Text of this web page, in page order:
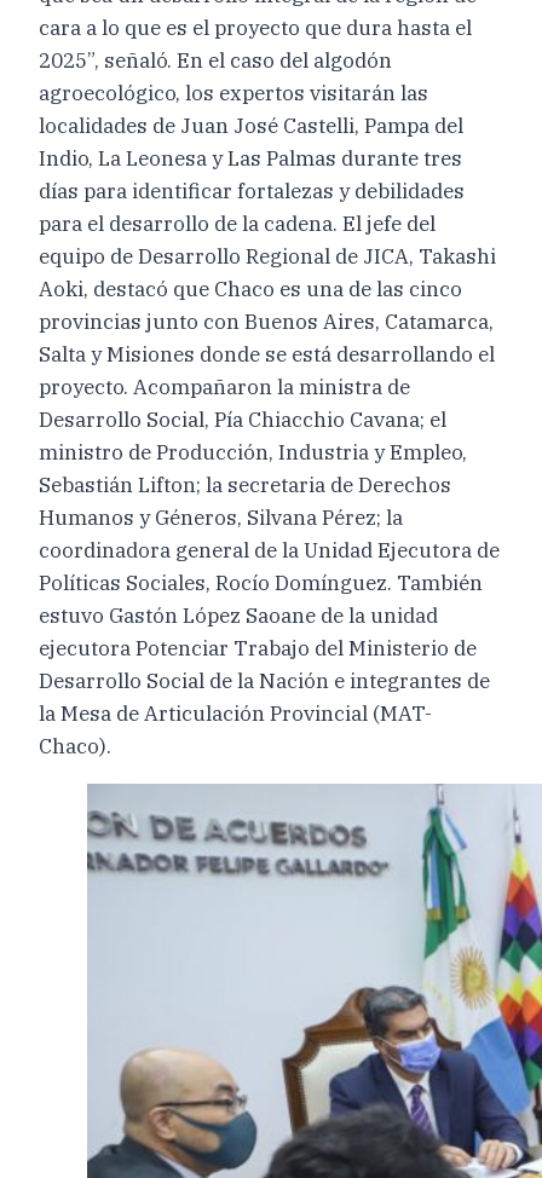
cara a lo que es el proyecto que dura hasta el
2025”, señaló. En el caso del algodón
agroecológico, los expertos visitarán las
localidades de Juan José Castelli, Pampa del
Indio, La Leonesa y Las Palmas durante tres
días para identificar fortalezas y debilidades
para el desarrollo de la cadena. El jefe del
equipo de Desarrollo Regional de JICA, Takashi
Aoki, destacó que Chaco es una de las cinco
provincias junto con Buenos Aires, Catamarca,
Salta y Misiones donde se está desarrollando el
proyecto. Acompañaron la ministra de
Desarrollo Social, Pía Chiacchio Cavana; el
ministro de Producción, Industria y Empleo,
Sebastián Lifton; la secretaria de Derechos
Humanos y Géneros, Silvana Pérez; la
coordinadora general de la Unidad Ejecutora de
Políticas Sociales, Rocío Domínguez. También
estuvo Gastón López Saoane de la unidad
ejecutora Potenciar Trabajo del Ministerio de
Desarrollo Social de la Nación e integrantes de
la Mesa de Articulación Provincial (MAT-
Chaco).